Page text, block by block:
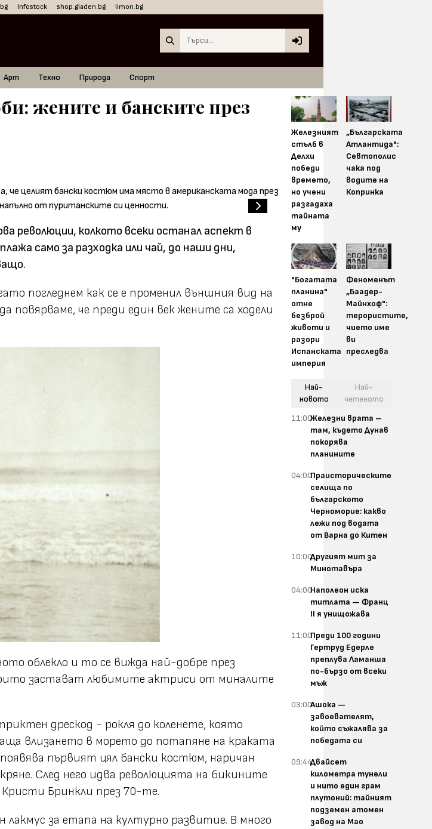
Infostock shop.gladen.bg limon.bg
Арт Техно Природа Спорт
жените и банските през
революции, колкото всеки останал аспект в
само за разходка или чай, до наши дни,
погледнем как се е променил външния вид на
повярваме, че преди един век жените са ходели
облекло и то се вижда най-добре през
застават любимите актриси от миналите
дрескод - рокля до коленете, която
влизането в морето до потапяне на краката
първият цял бански костюм, наричан
След него идва революцията на бикините
Бринкли през 70-те.
лакмус за етапа на културно развитие. В много
Железният
стълб в
Делхи
победи
времето,
но учени
разгадаха
тайната
му
„Българската
Атлантида":
Севтополис
чака под
водите на
Копринка
"Богатата
планина"
отне
безброй
животи и
разори
Испанската
империя
Феноменът
„Баадер-
Майнхоф":
терористите,
чието име
ви
преследва
Най-
новото
Най-
четеното
11:00Железни врата –
там, където Дунав
покорява
планините
04:00Праисторическите
селища по
българското
Черноморие: какво
лежи под водата
от Варна до Китен
10:00Другият мит за
Минотавъра
04:00Наполеон иска
титлата — Франц
II я унищожава
11:00Преди 100 години
Гертруд Едерле
преплува Ламанша
по-бързо от всеки
мъж
03:00Ашока —
завоевателят,
който съжалява за
победата си
09:44Двайсет
километра тунели
и нито един грам
плутоний: тайният
подземен атомен
завод на Мао